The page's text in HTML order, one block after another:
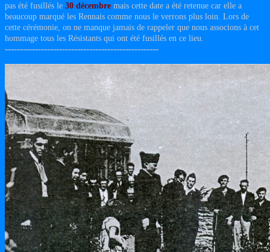
pas été fusillés le 30 décembre mais cette date a été retenue car elle a
beaucoup marqué les Rennais comme nous le verrons plus loin. Lors de
cette cérémonie, on ne manque jamais de rappeler que nous associons à cet
hommage tous les Résistants qui ont été fusillés en ce lieu.
---------------------------------------------------